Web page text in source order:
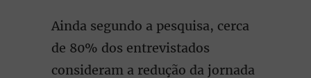
Ainda segundo a pesquisa, cerca
de 80% dos entrevistados
consideram a redução da jornada